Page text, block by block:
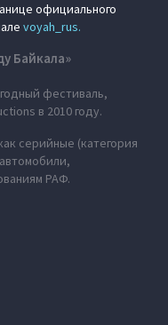
официального
voyah_rus.
Байкала»
фестиваль,
в 2010 году.
серийные (категория
РАФ.